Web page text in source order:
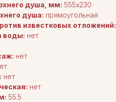
душа, мм: 555х230
душа: прямоугольная
известковых отложений:
воды: нет
нет
нет
нет
55.5